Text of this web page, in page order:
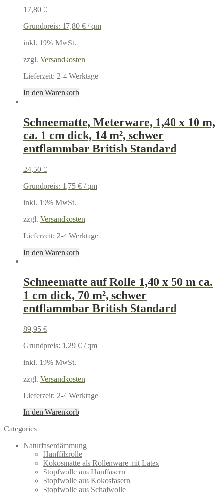
17,80 €
Grundpreis: 17,80 € /qm
inkl. 19% MwSt.
zzgl. Versandkosten
Lieferzeit: 2-4 Werktage
In den Warenkorb
Schneematte, Meterware, 1,40 x 10 m,
ca. 1 cm dick, 14 m², schwer
entflammbar British Standard
24,50 €
Grundpreis: 1,75 € /qm
inkl. 19% MwSt.
zzgl. Versandkosten
Lieferzeit: 2-4 Werktage
In den Warenkorb
Schneematte auf Rolle 1,40 x 50 m ca.
1 cm dick, 70 m², schwer
entflammbar British Standard
89,95 €
Grundpreis: 1,29 € /qm
inkl. 19% MwSt.
zzgl. Versandkosten
Lieferzeit: 2-4 Werktage
In den Warenkorb
Categories
Naturfaserdämmung
Hanffilzrolle
Kokosmatte als Rollenware mit Latex
Stopfwolle aus Hanffasern
Stopfwolle aus Kokosfasern
Stopfwolle aus Schafwolle